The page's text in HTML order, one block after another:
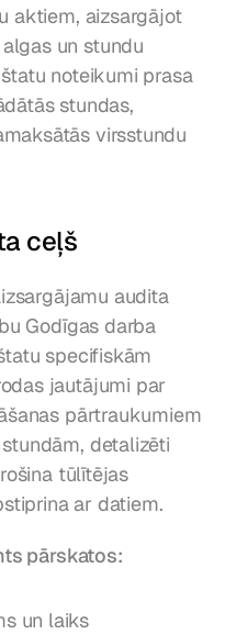
aktiem, aizsargājot
un stundu
noteikumi prasa
stundas,
virsstundu
ceļš
audita
Godīgas darba
specifiskām
jautājumi par
pārtraukumiem
detalizēti
tūlītējas
ar datiem.
pārskatos:
un laiks